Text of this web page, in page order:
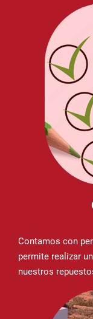
Contamos con
permite realizar
nuestros